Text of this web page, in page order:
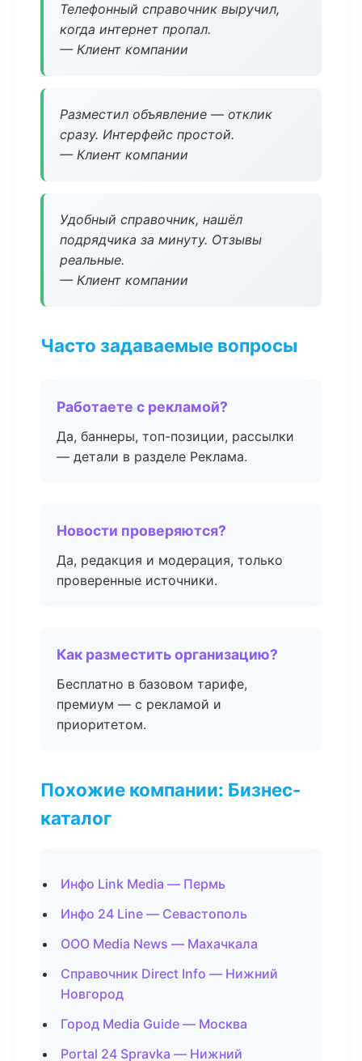
Телефонный справочник выручил,
когда интернет пропал.
— Клиент компании
Разместил объявление — отклик
сразу. Интерфейс простой.
— Клиент компании
Удобный справочник, нашёл
подрядчика за минуту. Отзывы
реальные.
— Клиент компании
Часто задаваемые вопросы
Работаете с рекламой?
Да, баннеры, топ-позиции, рассылки
— детали в разделе Реклама.
Новости проверяются?
Да, редакция и модерация, только
проверенные источники.
Как разместить организацию?
Бесплатно в базовом тарифе,
премиум — с рекламой и
приоритетом.
Похожие компании: Бизнес-
каталог
Инфо Link Media — Пермь
Инфо 24 Line — Севастополь
ООО Media News — Махачкала
Справочник Direct Info — Нижний
Новгород
Город Media Guide — Москва
Portal 24 Spravka — Нижний